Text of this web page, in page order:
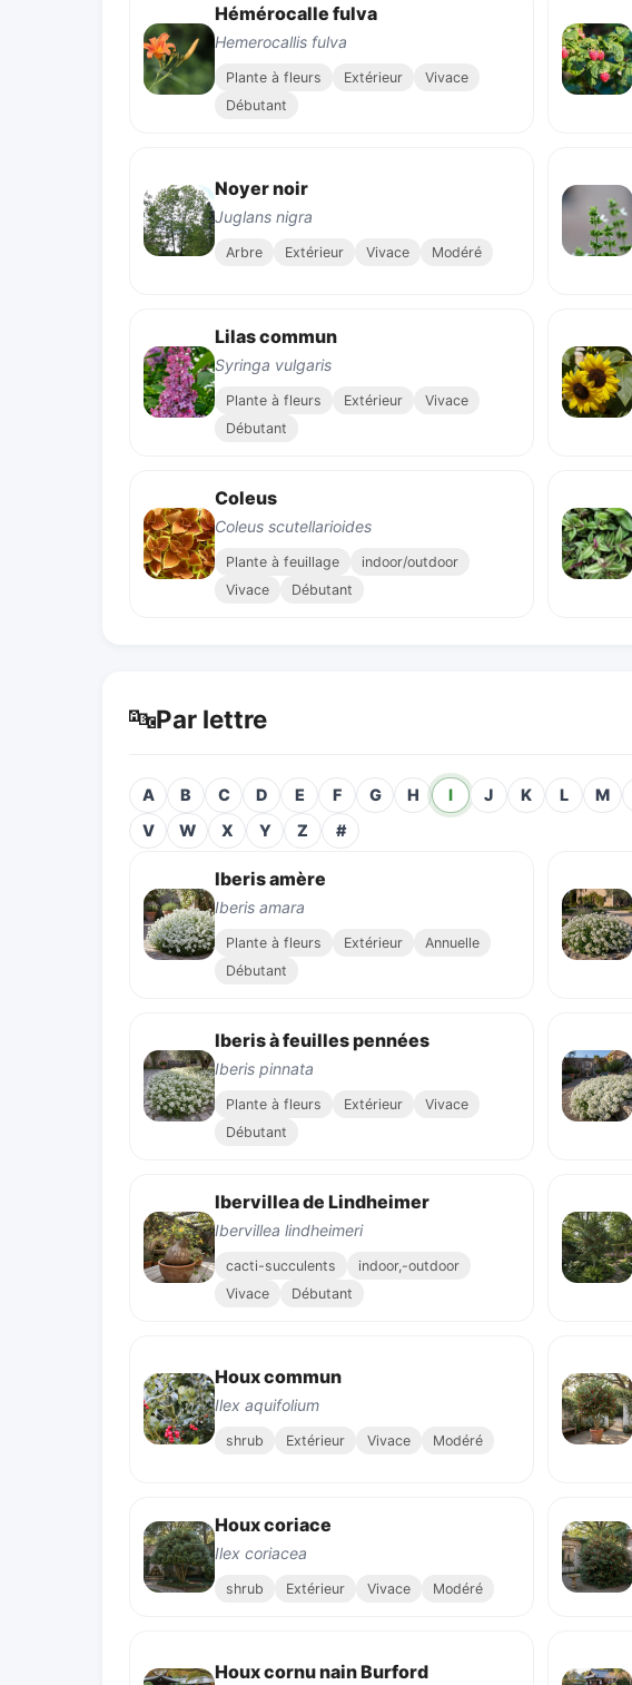
Hémérocalle fulva
Hemerocallis fulva
Plante à fleurs Extérieur
Vivace
Débutant
Noyer noir
Juglans nigra
Arbre Extérieur Vivace Modéré
Lilas commun
Syringa vulgaris
Plante à fleurs Extérieur
Vivace
Débutant
Coleus
Coleus scutellarioides
Plante à feuillage
indoor/outdoor
Vivace
Débutant
🔤Par lettre
A B C D E F G H I J K L M
V
W X Y Z #
Iberis amère
Iberis amara
Plante à fleurs Extérieur
Annuelle
Débutant
Iberis à feuilles pennées
Iberis pinnata
Plante à fleurs Extérieur
Vivace
Débutant
Ibervillea de Lindheimer
Ibervillea lindheimeri
cacti-succulents
indoor,-outdoor
Vivace
Débutant
Houx commun
Ilex aquifolium
shrub Extérieur Vivace Modéré
Houx coriace
Ilex coriacea
shrub Extérieur Vivace Modéré
Houx cornu nain Burford